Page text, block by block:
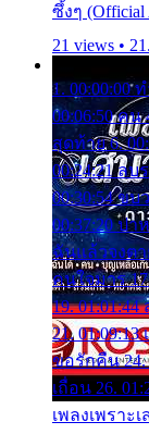
ซึ้งๆ (Official
21 views •
1. 00:00:00
00:06:50 คน
สุดท้าย 6.
00:24:21 ลบ
00:30:54 ขบ
00:37:20 ปา
ฉันแล้วจงตา
คนใจมาร
19.
21. 01:09:13
ขอรักคืน 24.
เถื่อน 26.
เพลงเพราะ